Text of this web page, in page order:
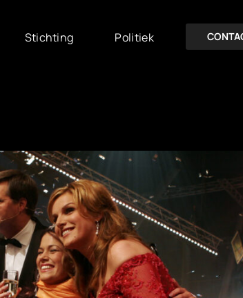
Stichting Politiek